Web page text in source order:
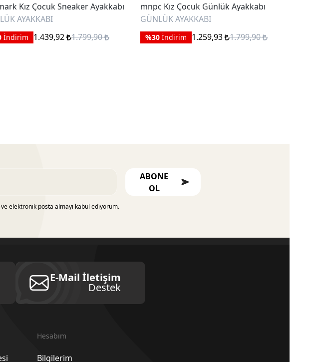
Kız Çocuk Sneaker Ayakkabı
AYAKKABI
İndirim 1.439,92 1.799,90
mnpc Kız Çocuk Günlük Ayakkabı
GÜNLÜK AYAKKABI
%30 İndirim 1.259,93 1.799,90
ABONE
OL
elektronik posta almayı kabul ediyorum.
E-Mail İletişim
Destek
Hesabım
Bilgilerim